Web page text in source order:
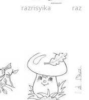
razrisyika